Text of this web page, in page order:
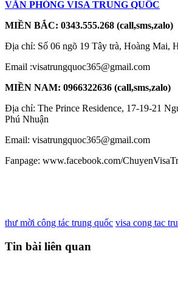
VĂN PHÒNG VISA TRUNG QUỐC
MIỀN BẮC: 0343.555.268 (call,sms,zalo)
Địa chỉ: Số 06 ngõ 19 Tây trà, Hoàng Mai,
Email :visatrungquoc365@gmail.com
MIỀN NAM: 0966322636 (call,sms,zalo)
Địa chỉ: The Prince Residence, 17-19-21
Phú Nhuận
Email: visatrungquoc365@gmail.com
Fanpage: www.facebook.com/
thư mời công tác trung quốc visa cong tac
Tin bài liên quan